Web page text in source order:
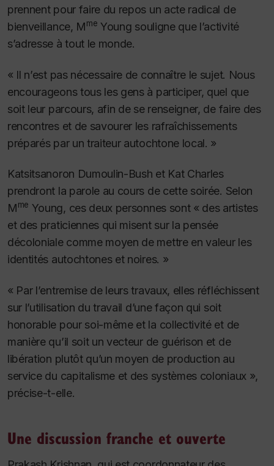
prennent pour faire du repos un acte radical de
bienveillance, Mme Young souligne que l’activité
s’adresse à tout le monde.
« Il n’est pas nécessaire de connaître le sujet. Nous
encourageons tous les gens à participer, quel que
soit leur parcours, afin de se renseigner, de faire des
rencontres et de savourer les rafraîchissements
préparés par un traiteur autochtone local. »
Katsitsanoron Dumoulin-Bush et Kat Charles
prendront la parole au cours de cette soirée. Selon
Mme Young, ces deux personnes sont « des artistes
et des praticiennes qui misent sur la pensée
décoloniale comme moyen de mettre en valeur les
identités autochtones et noires. »
« Par l’entremise de leurs travaux, elles réfléchissent
sur l’utilisation du travail d’une façon qui soit
honorable pour soi-même et la collectivité et de
manière qu’il soit un vecteur de guérison et de
libération plutôt qu’un moyen de production au
service du capitalisme et des systèmes coloniaux »,
précise-t-elle.
Une discussion franche et ouverte